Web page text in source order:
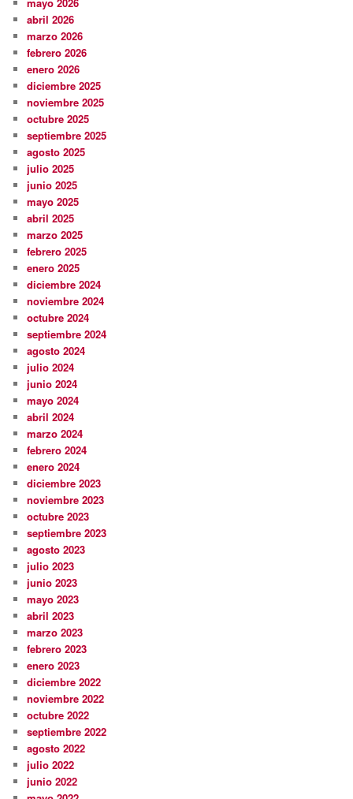
abril 2026
marzo 2026
febrero 2026
enero 2026
diciembre 2025
noviembre 2025
octubre 2025
septiembre 2025
agosto 2025
julio 2025
junio 2025
mayo 2025
abril 2025
marzo 2025
febrero 2025
enero 2025
diciembre 2024
noviembre 2024
octubre 2024
septiembre 2024
agosto 2024
julio 2024
junio 2024
mayo 2024
abril 2024
marzo 2024
febrero 2024
enero 2024
diciembre 2023
noviembre 2023
octubre 2023
septiembre 2023
agosto 2023
julio 2023
junio 2023
mayo 2023
abril 2023
marzo 2023
febrero 2023
enero 2023
diciembre 2022
noviembre 2022
octubre 2022
septiembre 2022
agosto 2022
julio 2022
junio 2022